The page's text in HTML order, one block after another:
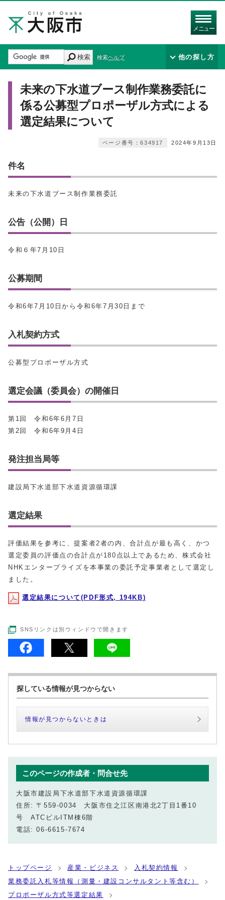
メニュー
検索 検索ヘルプ 他の探し方
未来の下水道ブース制作業務委託に
係る公募型プロポーザル方式による
選定結果について
2024年9月13日
ページ番号：634917
件名
未来の下水道ブース制作業務委託
公告（公開）日
令和６年7月10日
公募期間
令和6年7月10日から令和6年7月30日まで
入札契約方式
公募型プロポーザル方式
選定会議（委員会）の開催日
第1回 令和6年6月7日
第2回 令和6年9月4日
発注担当局等
建設局下水道部下水道資源循環課
選定結果
評価結果を参考に、提案者2者の内、合計点が最も高く、かつ
選定委員の評価点の合計点が180点以上であるため、株式会社
NHKエンタープライズを本事業の委託予定事業者として選定し
ました。
選定結果について(PDF形式, 194KB)
SNSリンクは別ウィンドウで開きます
探している情報が見つからない
情報が見つからないときは
このページの作成者・問合せ先
大阪市建設局下水道部下水道資源循環課
住所: 〒559-0034 大阪市住之江区南港北2丁目1番10
号 ATCビルITM棟6階
電話: 06-6615-7674
トップページ 産業・ビジネス
入札契約情報
業務委託入札等情報（測量・建設コンサルタント等含む）
プロポーザル方式等選定結果